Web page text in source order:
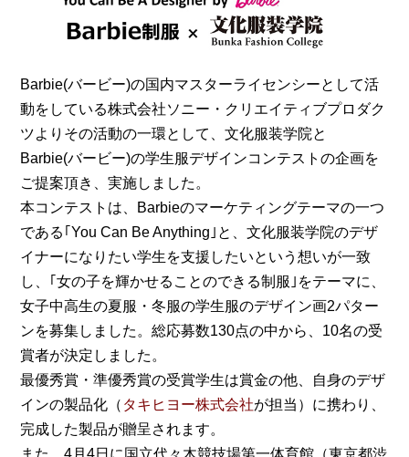
Barbie(バービー)の国内マスターライセンシーとして活
動をしている株式会社ソニー・クリエイティブプロダク
ツよりその活動の一環として、文化服装学院と
Barbie(バービー)の学生服デザインコンテストの企画を
ご提案頂き、実施しました。
本コンテストは、Barbieのマーケティングテーマの一つ
である｢You Can Be Anything｣と、文化服装学院のデザ
イナーになりたい学生を支援したいという想いが一致
し、｢女の子を輝かせることのできる制服｣をテーマに、
女子中高生の夏服・冬服の学生服のデザイン画2パター
ンを募集しました。総応募数130点の中から、10名の受
賞者が決定しました。
最優秀賞・準優秀賞の受賞学生は賞金の他、自身のデザ
インの製品化（ タキヒヨー株式会社が担当）に携わり、
完成した製品が贈呈されます。